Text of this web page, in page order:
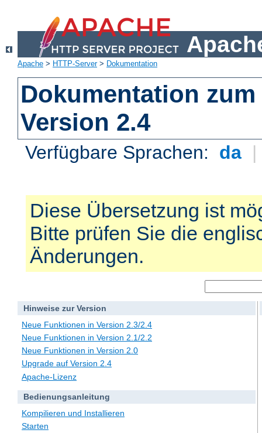
Apache > HTTP-Server> Dokumentation
Dokumentation zum
Version 2.4
Verfügbare Sprachen: da |
Diese Übersetzung ist
Bitte prüfen Sie die
Änderungen.
Hinweise zur Version
Neue Funktionen in Version 2.3/2.4
Neue Funktionen in Version 2.1/2.2
Neue Funktionen in Version 2.0
Upgrade auf Version 2.4
Apache-Lizenz
Bedienungsanleitung
Kompilieren und Installieren
Starten